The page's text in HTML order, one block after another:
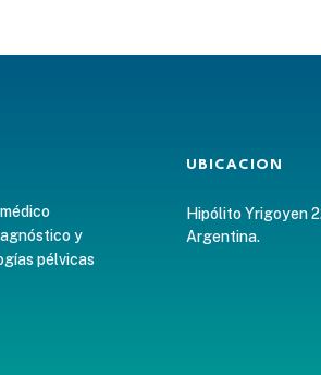
y
pélvicas
UBICACION
Hipólito Yrigoyen
Argentina.